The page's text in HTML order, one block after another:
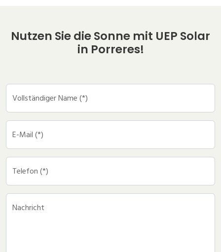
Nutzen Sie die Sonne mit UEP Solar
in Porreres!
Vollständiger Name (*)
E-Mail (*)
Telefon (*)
Nachricht